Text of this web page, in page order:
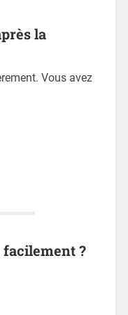
la
Vous avez
?